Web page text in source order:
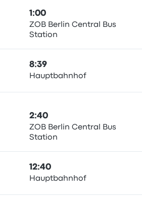
1:00
ZOB Berlin Central Bus
Station
8:39
Hauptbahnhof
2:40
ZOB Berlin Central Bus
Station
12:40
Hauptbahnhof